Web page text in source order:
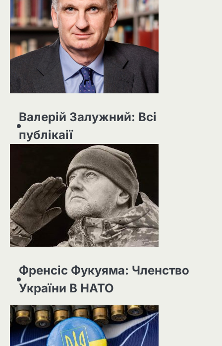
Валерій Залужний: Всі
публікаії
Френсіс Фукуяма: Членство
України В НАТО